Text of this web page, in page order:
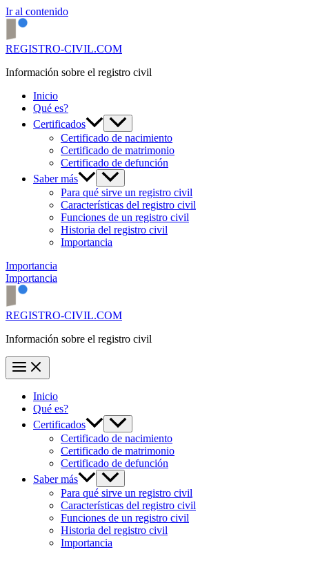
Ir al contenido
REGISTRO-CIVIL.COM
Información sobre el registro civil
Inicio
Qué es?
Certificados
Certificado de nacimiento
Certificado de matrimonio
Certificado de defunción
Saber más
Para qué sirve un registro civil
Características del registro civil
Funciones de un registro civil
Historia del registro civil
Importancia
Importancia
Importancia
REGISTRO-CIVIL.COM
Información sobre el registro civil
Inicio
Qué es?
Certificados
Certificado de nacimiento
Certificado de matrimonio
Certificado de defunción
Saber más
Para qué sirve un registro civil
Características del registro civil
Funciones de un registro civil
Historia del registro civil
Importancia